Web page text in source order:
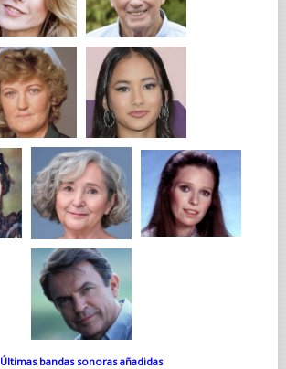
Últimas bandas sonoras añadidas